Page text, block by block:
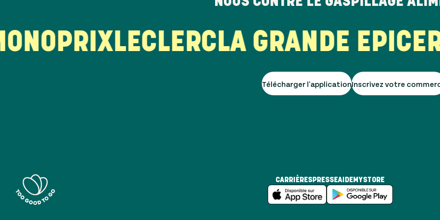
LECLERC LA GRANDE EPICERIE
Télécharger l'applicationInscrivez votre
CARRIÈRES PRESSEAIDE MYSTORE